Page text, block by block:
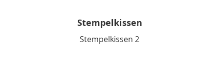
Stempelkissen
Stempelkissen 2